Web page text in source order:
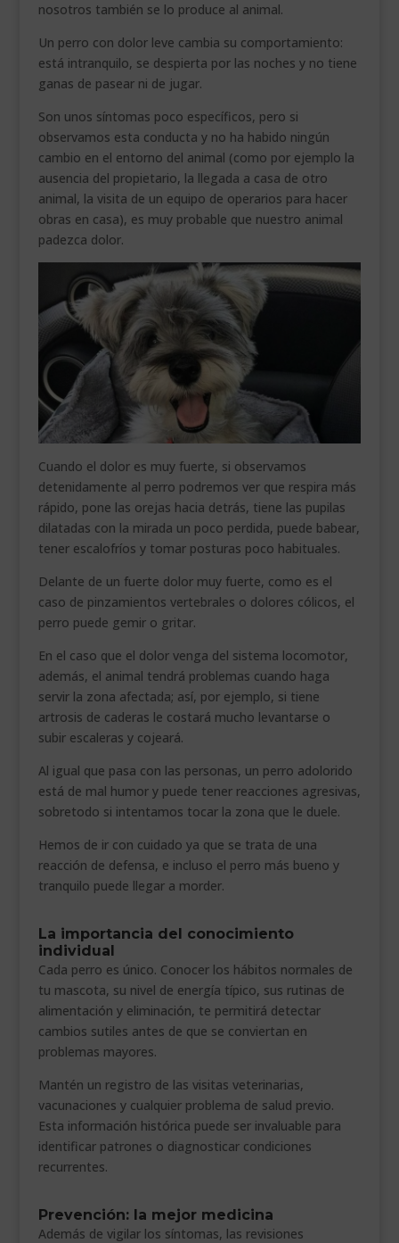
nosotros también se lo produce al animal.
Un perro con dolor leve cambia su comportamiento:
está intranquilo, se despierta por las noches y no tiene
ganas de pasear ni de jugar.
Son unos síntomas poco específicos, pero si
observamos esta conducta y no ha habido ningún
cambio en el entorno del animal (como por ejemplo la
ausencia del propietario, la llegada a casa de otro
animal, la visita de un equipo de operarios para hacer
obras en casa), es muy probable que nuestro animal
padezca dolor.
Cuando el dolor es muy fuerte, si observamos
detenidamente al perro podremos ver que respira más
rápido, pone las orejas hacia detrás, tiene las pupilas
dilatadas con la mirada un poco perdida, puede babear,
tener escalofríos y tomar posturas poco habituales.
Delante de un fuerte dolor muy fuerte, como es el
caso de pinzamientos vertebrales o dolores cólicos, el
perro puede gemir o gritar.
En el caso que el dolor venga del sistema locomotor,
además, el animal tendrá problemas cuando haga
servir la zona afectada; así, por ejemplo, si tiene
artrosis de caderas le costará mucho levantarse o
subir escaleras y cojeará.
Al igual que pasa con las personas, un perro adolorido
está de mal humor y puede tener reacciones agresivas,
sobretodo si intentamos tocar la zona que le duele.
Hemos de ir con cuidado ya que se trata de una
reacción de defensa, e incluso el perro más bueno y
tranquilo puede llegar a morder.
La importancia del conocimiento
individual
Cada perro es único. Conocer los hábitos normales de
tu mascota, su nivel de energía típico, sus rutinas de
alimentación y eliminación, te permitirá detectar
cambios sutiles antes de que se conviertan en
problemas mayores.
Mantén un registro de las visitas veterinarias,
vacunaciones y cualquier problema de salud previo.
Esta información histórica puede ser invaluable para
identificar patrones o diagnosticar condiciones
recurrentes.
Prevención: la mejor medicina
Además de vigilar los síntomas, las revisiones